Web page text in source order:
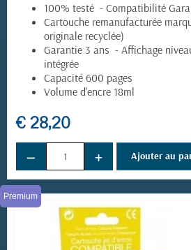
(3 avis)
100% testé - Compatibilité
Cartouche remanufacturée
originale recyclée)
Garantie 3 ans - Affichage
intégrée
Capacité 600 pages
Volume d'encre 18ml
€ 28,20
− + Ajouter au
Premium